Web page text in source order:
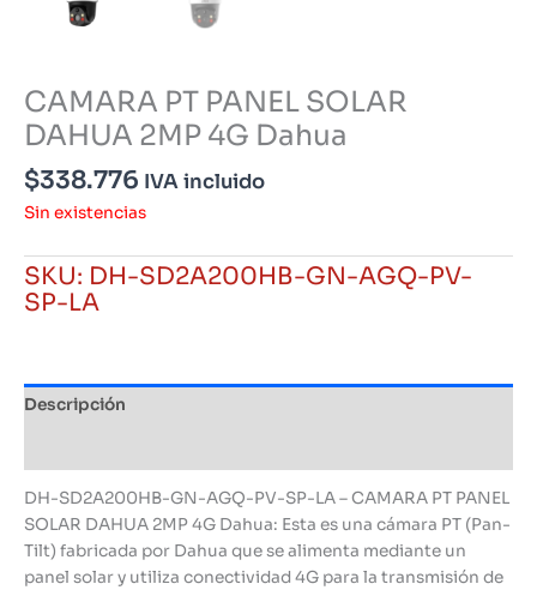
CAMARA PT PANEL SOLAR
DAHUA 2MP 4G Dahua
$338.776 IVA incluido
Sin existencias
SKU: DH-SD2A200HB-GN-AGQ-PV-
SP-LA
Descripción
DH-SD2A200HB-GN-AGQ-PV-SP-LA – CAMARA PT PANEL
SOLAR DAHUA 2MP 4G Dahua: Esta es una cámara PT (Pan-
Tilt) fabricada por Dahua que se alimenta mediante un
panel solar y utiliza conectividad 4G para la transmisión de